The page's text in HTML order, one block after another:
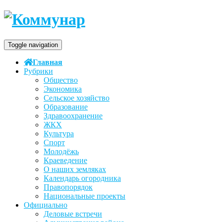
Toggle navigation
Главная
Рубрики
Общество
Экономика
Сельское хозяйство
Образование
Здравоохранение
ЖКХ
Культура
Спорт
Молодёжь
Краеведение
О наших земляках
Календарь огородника
Правопорядок
Национальные проекты
Официально
Деловые встречи